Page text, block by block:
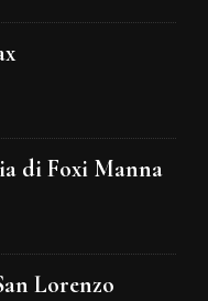
di Foxi Manna
Lorenzo